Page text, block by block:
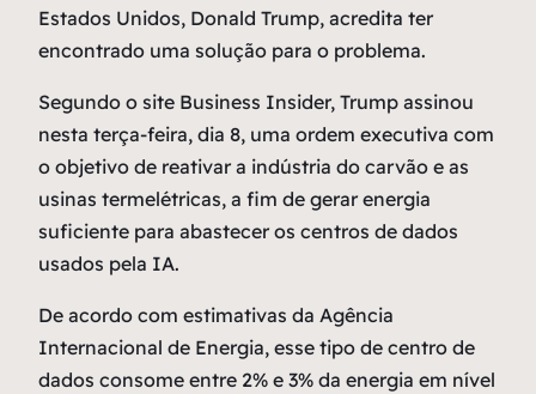
Estados Unidos, Donald Trump, acredita ter
encontrado uma solução para o problema.
Segundo o site Business Insider, Trump assinou
nesta terça-feira, dia 8, uma ordem executiva com
o objetivo de reativar a indústria do carvão e as
usinas termelétricas, a fim de gerar energia
suficiente para abastecer os centros de dados
usados pela IA.
De acordo com estimativas da Agência
Internacional de Energia, esse tipo de centro de
dados consome entre 2% e 3% da energia em nível